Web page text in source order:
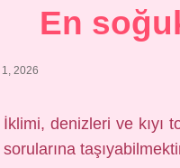
En
2026
İklimi, denizleri ve kıyı
sorularına